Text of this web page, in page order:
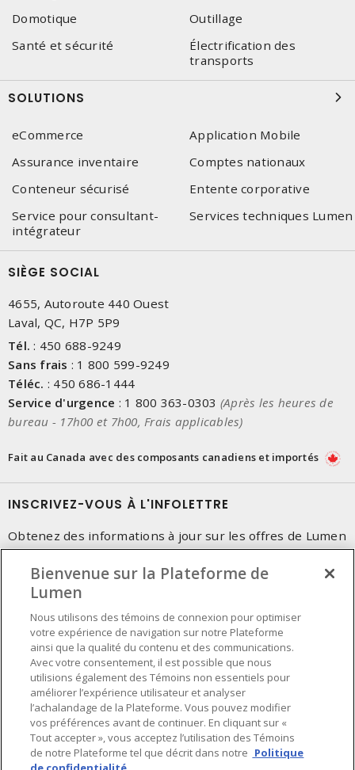
Domotique
Outillage
Santé et sécurité
Électrification des
transports
SOLUTIONS
eCommerce
Application Mobile
Assurance inventaire
Comptes nationaux
Conteneur sécurisé
Entente corporative
Service pour consultant-
intégrateur
Services techniques Lumen
SIÈGE SOCIAL
4655, Autoroute 440 Ouest
Laval, QC, H7P 5P9
Tél. : 450 688-9249
Sans frais : 1 800 599-9249
Téléc. : 450 686-1444
Service d'urgence : 1 800 363-0303 (Après les heures de
bureau - 17h00 et 7h00, Frais applicables)
Fait au Canada avec des composants canadiens et importés
INSCRIVEZ-VOUS À L'INFOLETTRE
Obtenez des informations à jour sur les offres de Lumen
Bienvenue sur la Plateforme de
Lumen
Nous utilisons des témoins de connexion pour optimiser
votre expérience de navigation sur notre Plateforme
ainsi que la qualité du contenu et des communications.
Avec votre consentement, il est possible que nous
utilisions également des Témoins non essentiels pour
améliorer l’expérience utilisateur et analyser
l’achalandage de la Plateforme. Vous pouvez modifier
vos préférences avant de continuer. En cliquant sur «
Tout accepter », vous acceptez l’utilisation des Témoins
de notre Plateforme tel que décrit dans notre Politique